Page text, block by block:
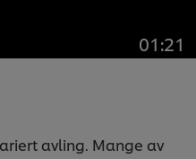
01:21
avling. Mange av